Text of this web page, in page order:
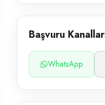
Başvuru
WhatsApp